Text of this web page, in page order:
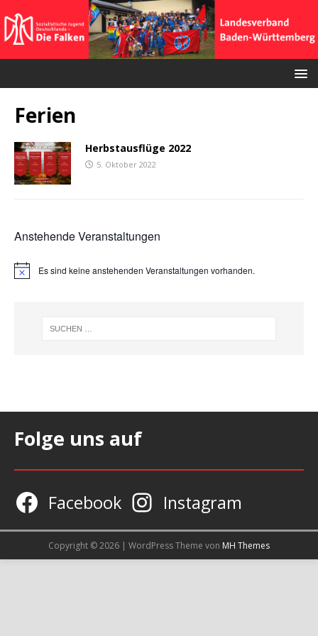
Ferien
Herbstausflüge 2022
5. Oktober 2022
Anstehende Veranstaltungen
Es sind keine anstehenden Veranstaltungen vorhanden.
Folge uns auf
Facebook Instagram
Copyright © 2026 | WordPress Theme von MH Themes